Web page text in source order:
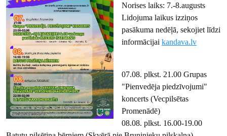
Norises laiks: 7.-8.augusts
Lidojuma laikus izziņos
pasākuma nedēļā, sekojiet līdzi
informācijai kandava.lv
07.08. plkst. 21.00 Grupas
"Pienvedēja piedzīvojumi"
koncerts (Vecpilsētas
Promenādē)
08.08. plkst. 16.00-19.00